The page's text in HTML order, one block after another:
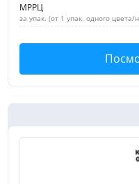
МРРЦ
за упак. (от 1 упак. одного